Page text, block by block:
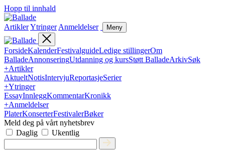
Hopp til innhald
ArtiklerYtringer Anmeldelser Meny
ForsideKalenderFestivalguideLedige stillingerOm
BalladeAnnonseringUtdanning og kursStøtt BalladeArkivSøk
+Artikler
AktueltNotisIntervjuReportasjeSerier
+Ytringer
EssayInnleggKommentarKronikk
+Anmeldelser
PlaterKonserterFestivalerBøker
Meld deg på vårt nyhetsbrev
Daglig
Ukentlig